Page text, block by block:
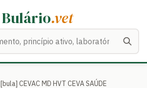
Bulário.vet
[bula] CEVAC MD HVT CEVA SAÚDE